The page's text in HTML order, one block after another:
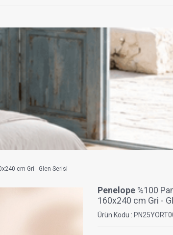
cm Gri - Glen Serisi
Penelope %100
160x240 cm Gri -
Ürün Kodu :